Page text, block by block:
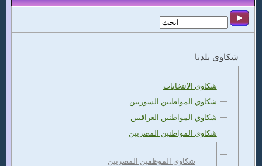
شكاوي بلدنا
شكاوي الانتخابات
شكاوي المواطنين السوريين
شكاوي المواطنين العراقيين
شكاوي المواطنين المصريين
شكاوي الموظفين المصريين